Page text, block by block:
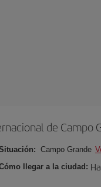
de Campo
Campo Grande
llegar a la ciudad: